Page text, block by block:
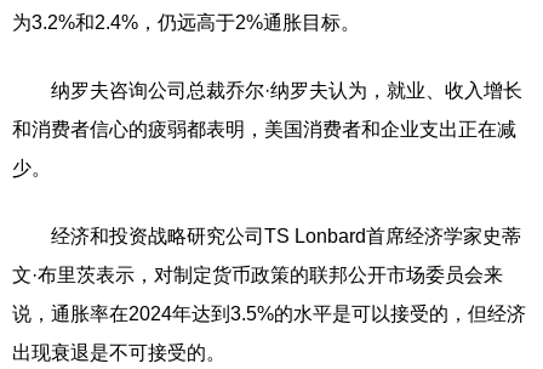
为3.2%和2.4%，仍远高于2%通胀目标。
纳罗夫咨询公司总裁乔尔·纳罗夫认为，就业、收入增长
和消费者信心的疲弱都表明，美国消费者和企业支出正在减
少。
经济和投资战略研究公司TS Lonbard首席经济学家史蒂
文·布里茨表示，对制定货币政策的联邦公开市场委员会来
说，通胀率在2024年达到3.5%的水平是可以接受的，但经济
出现衰退是不可接受的。